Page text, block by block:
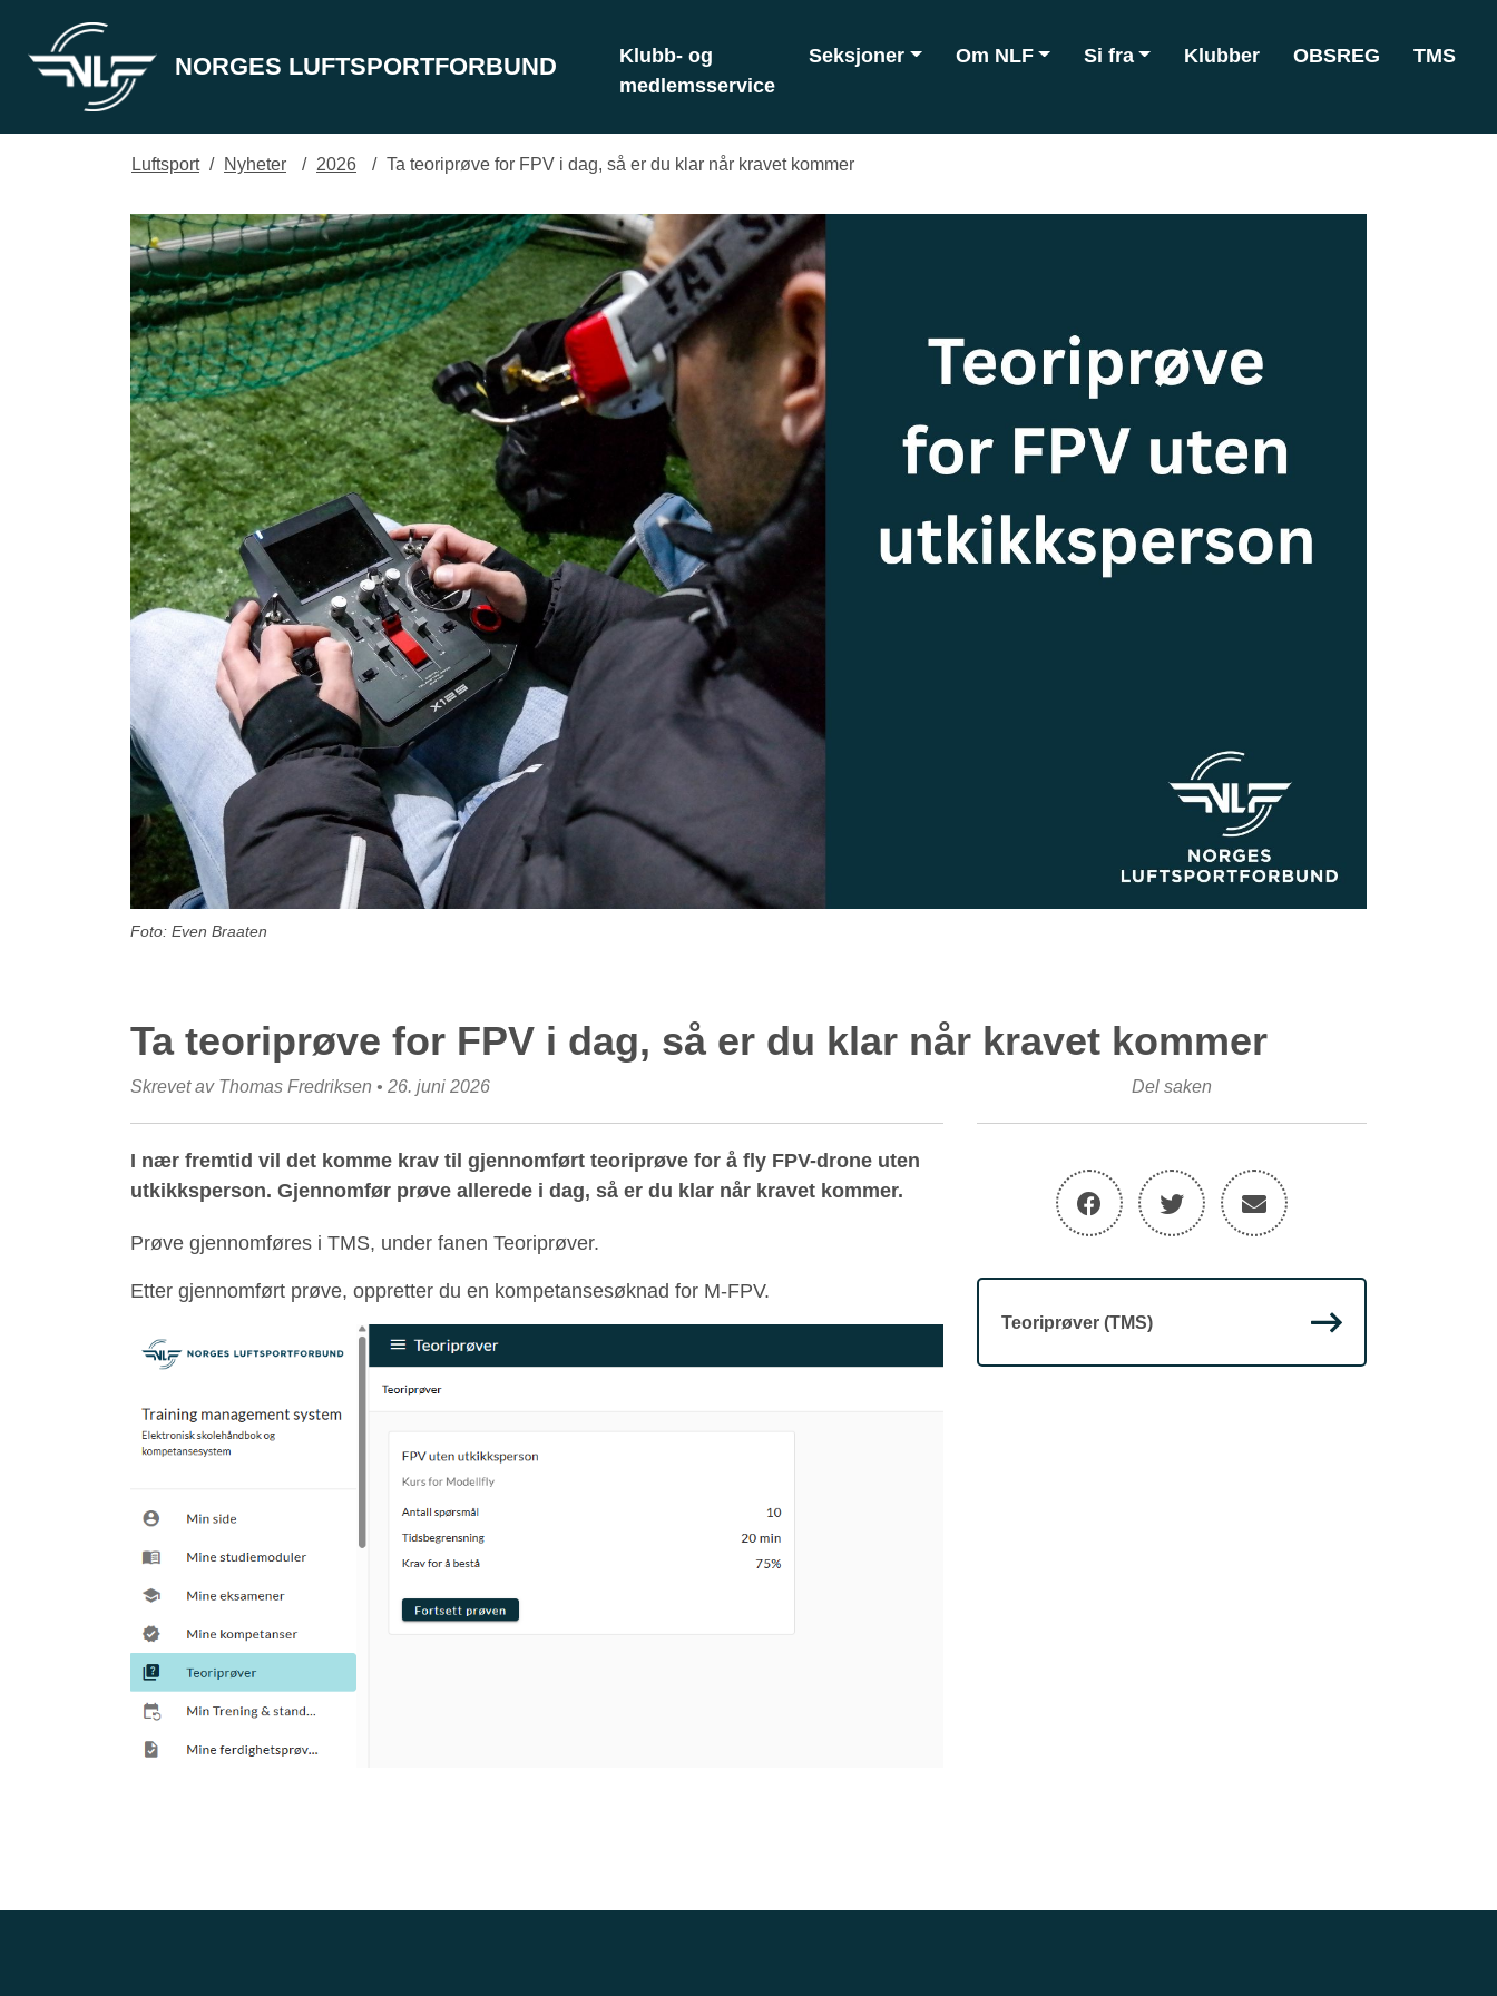
NORGES LUFTSPORTFORBUND
Klubb- og
medlemsservice
Seksjoner Om NLF Si fra Klubber OBSREG TMS
Luftsport / Nyheter / 2026 / Ta teoriprøve for FPV i dag, så er du klar når kravet kommer
Foto: Even Braaten
Ta teoriprøve for FPV i dag, så er du klar når kravet kommer
Skrevet av Thomas Fredriksen • 26. juni 2026
I nær fremtid vil det komme krav til gjennomført teoriprøve for å fly FPV-drone uten
utkikksperson. Gjennomfør prøve allerede i dag, så er du klar når kravet kommer.
Prøve gjennomføres i TMS, under fanen Teoriprøver.
Etter gjennomført prøve, oppretter du en kompetansesøknad for M-FPV.
Del saken
Teoriprøver (TMS)